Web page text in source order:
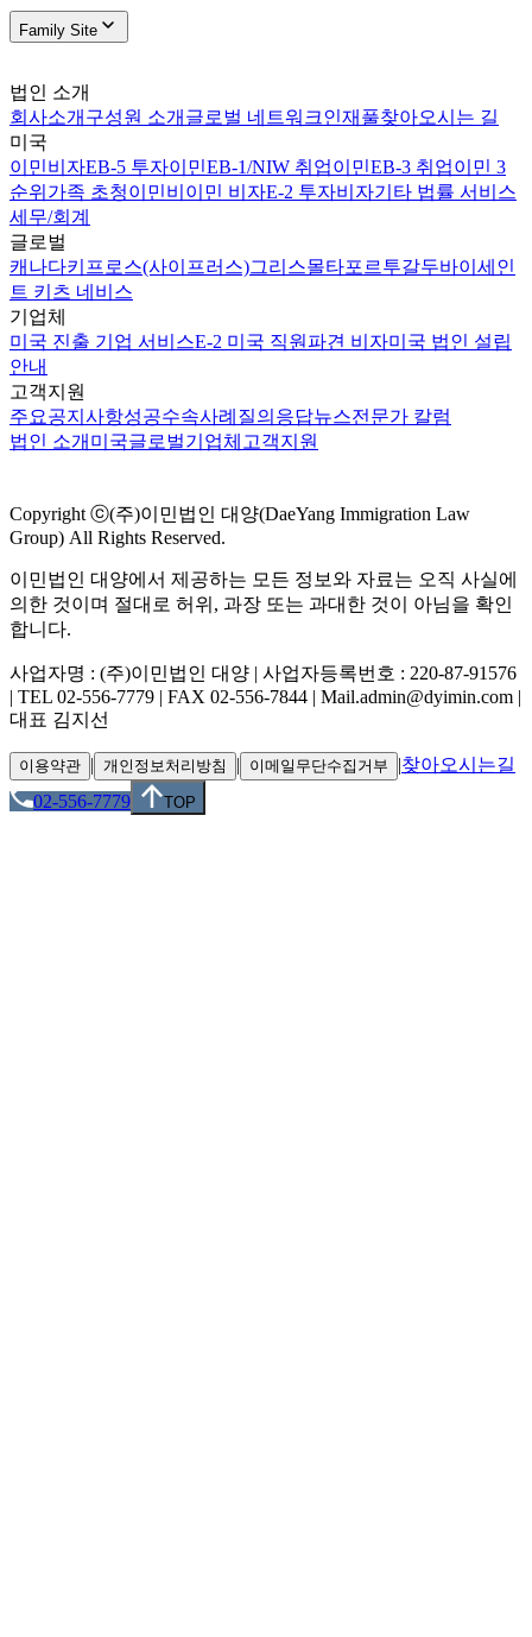
Family Site
법인 소개
회사소개 구성원 소개 글로벌 네트워크인재풀찾아오시는 길
미국
이민비자EB-5 투자이민EB-1/NIW 취업이민EB-3 취업이민 3
순위 가족 초청이민비이민 비자E-2 투자비자기타 법률 서비스
세무/회계
글로벌
캐나다키프로스(사이프러스)그리스몰타포르투갈두바이 세인
트 키츠 네비스
기업체
미국 진출 기업 서비스E-2 미국 직원파견 비자미국 법인 설립
안내
고객지원
주요공지사항성공수속사례 질의응답뉴스전문가 칼럼
법인 소개 미국글로벌기업체 고객지원
Copyright ⓒ(주)이민법인 대양(DaeYang Immigration Law
Group) All Rights Reserved.
이민법인 대양에서 제공하는 모든 정보와 자료는 오직 사실에
의한 것이며 절대로 허위, 과장 또는 과대한 것이 아님을 확인
합니다.
사업자명 : (주)이민법인 대양 | 사업자등록번호 : 220-87-91576
| TEL 02-556-7779 | FAX 02-556-7844 | Mail.admin@dyimin.com |
대표 김지선
이용약관 | 개인정보처리방침 | 이메일무단수집거부 |찾아오시는길
02-556-7779
TOP